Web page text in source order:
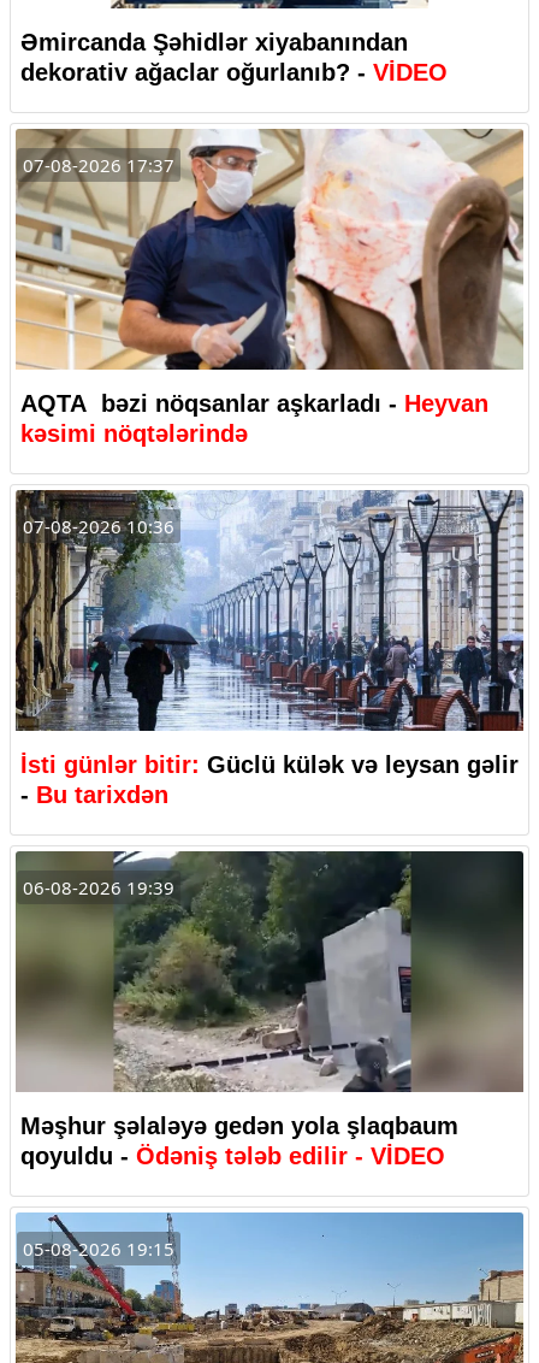
Əmircanda Şəhidlər xiyabanından
dekorativ ağaclar oğurlanıb? - VİDEO
07-08-2026 17:37
AQTA bəzi nöqsanlar aşkarladı - Heyvan
kəsimi nöqtələrində
07-08-2026 10:36
İsti günlər bitir: Güclü külək və leysan gəlir
- Bu tarixdən
06-08-2026 19:39
Məşhur şəlaləyə gedən yola şlaqbaum
qoyuldu - Ödəniş tələb edilir - VİDEO
05-08-2026 19:15